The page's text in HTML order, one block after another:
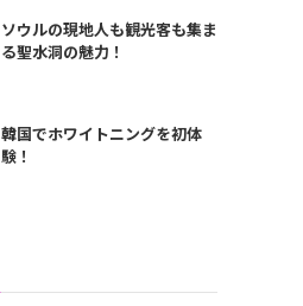
ソウルの現地人も観光客も集ま
る聖水洞の魅力！
韓国でホワイトニングを初体
験！